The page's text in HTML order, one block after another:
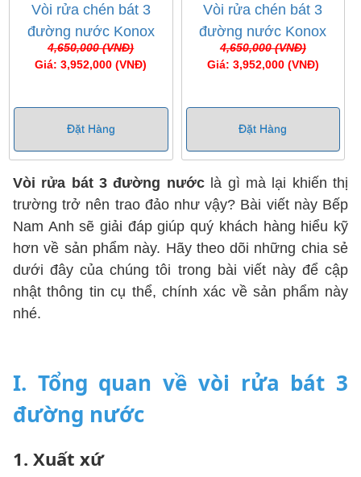
Vòi rửa chén bát 3
đường nước Konox
Trim-Water Grey
4,650,000 (VNĐ)
Giá: 3,952,000 (VNĐ)
Đặt Hàng
Vòi rửa chén bát 3
đường nước Konox
Trim-Water Black
4,650,000 (VNĐ)
Giá: 3,952,000 (VNĐ)
Đặt Hàng
Vòi rửa bát 3 đường nướclà gì mà lại khiến thị
trường trở nên trao đảo như vậy? Bài viết này Bếp
Nam Anh sẽ giải đáp giúp quý khách hàng hiểu kỹ
hơn về sản phẩm này. Hãy theo dõi những chia sẻ
dưới đây của chúng tôi trong bài viết này để cập
nhật thông tin cụ thể, chính xác về sản phẩm này
nhé.
I. Tổng quan về vòi rửa bát 3
đường nước
1. Xuất xứ